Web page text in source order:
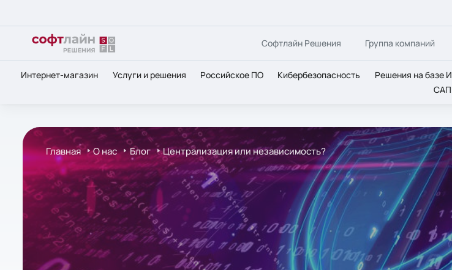
Софтлайн Решения Группа компаний
Интернет-магазин Услуги и решения Российское ПО Кибербезопасность Решения на базе
Главная О нас Блог Централизация или независимость?